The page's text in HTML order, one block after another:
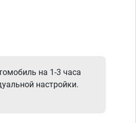
на 1-3 часа
настройки.